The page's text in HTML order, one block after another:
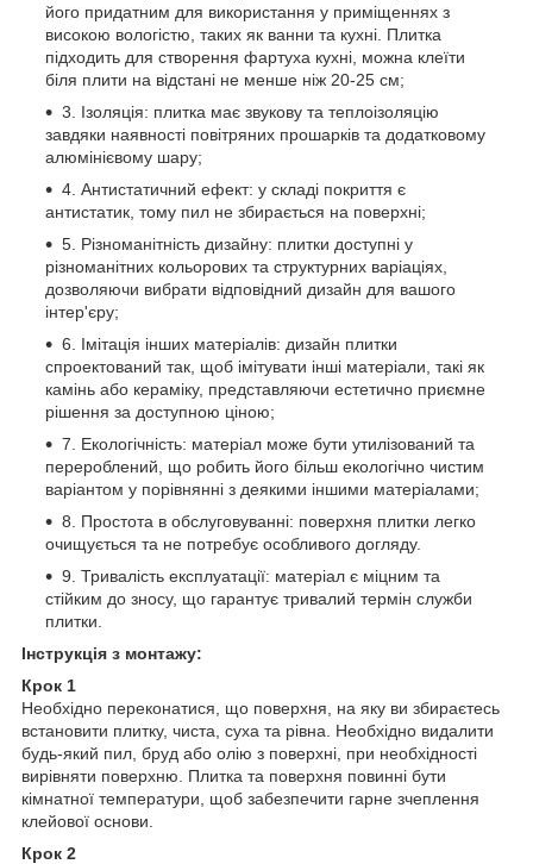
його придатним для використання у приміщеннях з
високою вологістю, таких як ванни та кухні. Плитка
підходить для створення фартуха кухні, можна клеїти
біля плити на відстані не менше ніж 20-25 см;
3. Ізоляція: плитка має звукову та теплоізоляцію
завдяки наявності повітряних прошарків та додатковому
алюмінієвому шару;
4. Антистатичний ефект: у складі покриття є
антистатик, тому пил не збирається на поверхні;
5. Різноманітність дизайну: плитки доступні у
різноманітних кольорових та структурних варіаціях,
дозволяючи вибрати відповідний дизайн для вашого
інтер'єру;
6. Імітація інших матеріалів: дизайн плитки
спроектований так, щоб імітувати інші матеріали, такі як
камінь або кераміку, представляючи естетично приємне
рішення за доступною ціною;
7. Екологічність: матеріал може бути утилізований та
перероблений, що робить його більш екологічно чистим
варіантом у порівнянні з деякими іншими матеріалами;
8. Простота в обслуговуванні: поверхня плитки легко
очищується та не потребує особливого догляду.
9. Тривалість експлуатації: матеріал є міцним та
стійким до зносу, що гарантує тривалий термін служби
плитки.
Інструкція з монтажу:
Крок 1
Необхідно переконатися, що поверхня, на яку ви збираєтесь
встановити плитку, чиста, суха та рівна. Необхідно видалити
будь-який пил, бруд або олію з поверхні, при необхідності
вирівняти поверхню. Плитка та поверхня повинні бути
кімнатної температури, щоб забезпечити гарне зчеплення
клейової основи.
Крок 2